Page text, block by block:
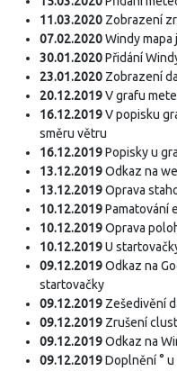
11.03.2020 Zobrazení
07.02.2020Windy mapa
30.01.2020Přidání
23.01.2020 Zobrazení
20.12.2019V grafu
16.12.2019V popisku
směru větru
16.12.2019Popisky u
13.12.2019Odkaz na
13.12.2019Oprava
10.12.2019Pamatování
10.12.2019Oprava
10.12.2019U
09.12.2019Odkaz na
startovačky
09.12.2019 Zešedivění
09.12.2019 Zrušení
09.12.2019Odkaz na
09.12.2019Doplnění ° u